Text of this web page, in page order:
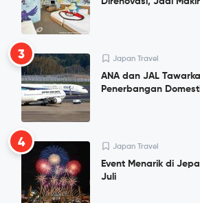
3 Japan Travel
ANA dan JAL
Penerbangan
4 Japan Travel
Event Menarik di
Juli